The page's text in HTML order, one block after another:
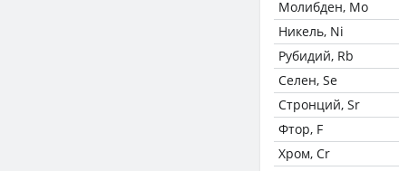
Молибден, Mo
Никель, Ni
Рубидий, Rb
Селен, Se
Стронций, Sr
Фтор, F
Хром, Cr